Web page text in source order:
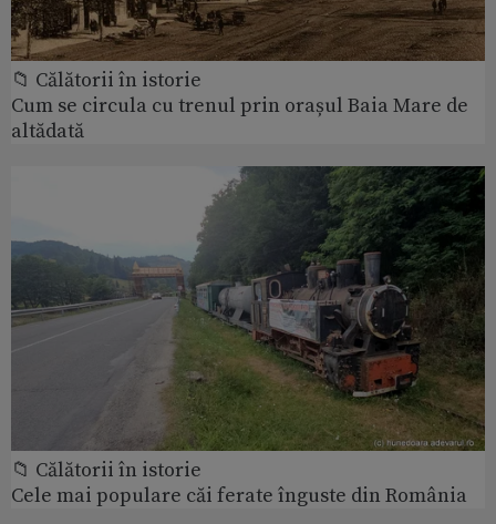
📁 Călătorii în istorie
Cum se circula cu trenul prin orașul Baia Mare de
altădată
📁 Călătorii în istorie
Cele mai populare căi ferate înguste din România